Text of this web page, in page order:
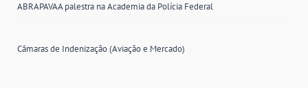
ABRAPAVAA palestra na Academia da Polícia Federal
Câmaras de Indenização (Aviação e Mercado)